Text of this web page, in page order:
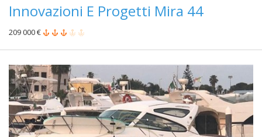
Innovazioni E Progetti Mira 44
209 000 €